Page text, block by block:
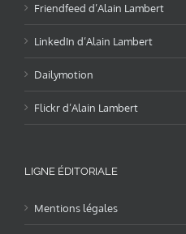
Friendfeed d’Alain Lambert
LinkedIn d’Alain Lambert
Dailymotion
Flickr d’Alain Lambert
LIGNE ÉDITORIALE
Mentions légales